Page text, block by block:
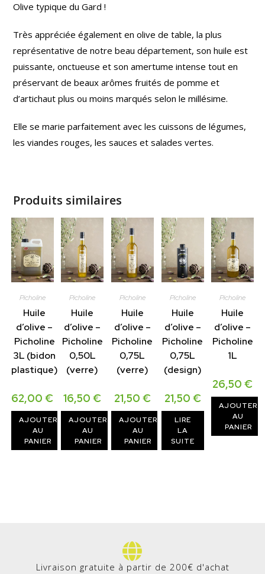
Olive typique du Gard !
Très appréciée également en olive de table, la plus
représentative de notre beau département, son huile est
puissante, onctueuse et son amertume intense tout en
préservant de beaux arômes fruités de pomme et
d’artichaut plus ou moins marqués selon le millésime.
Elle se marie parfaitement avec les cuissons de légumes,
les viandes rouges, les sauces et salades vertes.
Produits similaires
Picholine
Huile
d’olive –
Picholine
3L (bidon
plastique)
62,00€
AJOUTER
AU
PANIER
Picholine
Huile
d’olive –
Picholine
0,50L
(verre)
16,50€
AJOUTER
AU
PANIER
Picholine
Huile
d’olive –
Picholine
0,75L
(verre)
21,50 €
AJOUTER
AU
PANIER
É
P
U
I
S
É
Picholine
Huile
d’olive –
Picholine
0,75L
(design)
21,50 €
LIRE
LA
SUITE
Picholine
Huile
d’olive –
Picholine
1L
26,50€
AJOUTER
AU
PANIER
Livraison gratuite à partir de 200€ d'achat